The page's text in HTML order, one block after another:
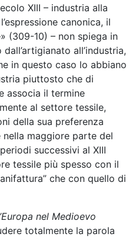
XIII – industria alla
canonica, il
(309-10) – non spiega in
all’industria,
in questo caso lo abbiano
piuttosto che di
associa il termine
al settore tessile,
della sua preferenza
maggiore parte del
successivi al XIII
tessile più spesso con il
che con quello di
nel Medioevo
totalmente la parola